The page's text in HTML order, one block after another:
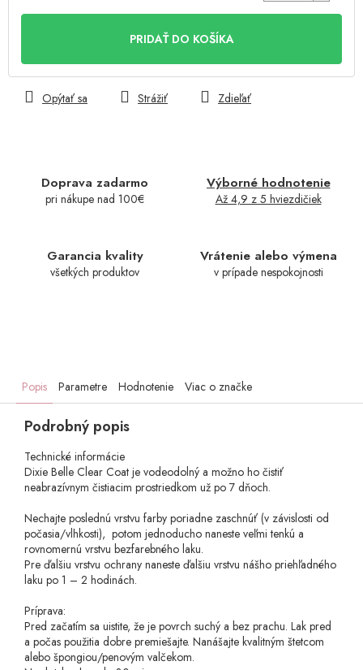
PRIDAŤ DO KOŠÍKA
Doprava zadarmo
pri nákupe nad 100€
Výborné hodnotenie
Až 4,9 z 5 hviezdičiek
Garancia kvality
všetkých produktov
Vrátenie alebo výmena
v prípade nespokojnosti
Opýtať sa Strážiť Zdieľať
Popis Parametre Hodnotenie Viac o značke
Podrobný popis
Technické informácie
Dixie Belle Clear Coat je vodeodolný a možno ho čistiť
neabrazívnym čistiacim prostriedkom už po 7 dňoch.
Nechajte poslednú vrstvu farby poriadne zaschnúť (v závislosti od
počasia/vlhkosti), potom jednoducho naneste veľmi tenkú a
rovnomernú vrstvu bezfarebného laku.
Pre ďalšiu vrstvu ochrany naneste ďalšiu vrstvu nášho priehľadného
laku po 1 – 2 hodinách.
Príprava:
Pred začatím sa uistite, že je povrch suchý a bez prachu. Lak pred
a počas použitia dobre premiešajte. Nanášajte kvalitným štetcom
alebo špongiou/penovým valčekom.